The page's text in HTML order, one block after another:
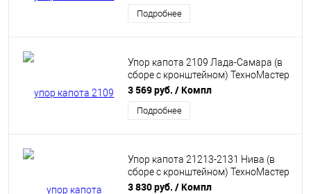
Подробнее
Упор капота 2109 Лада-Самара (в
сборе с кронштейном) ТехноМастер
8231.0300.04
3 569 руб. / Компл
Подробнее
Упор капота 21213-2131 Нива (в
сборе с кронштейном) ТехноМастер
8231.0600.04
3 830 руб. / Компл